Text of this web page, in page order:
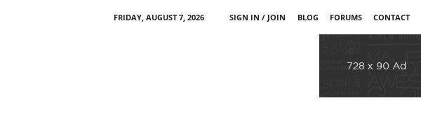
FRIDAY, AUGUST 7, 2026 SIGN IN / JOIN BLOG FORUMS CONTACT